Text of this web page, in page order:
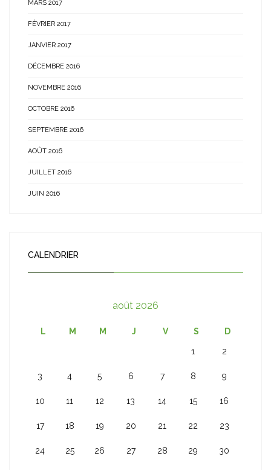
MARS 2017
FÉVRIER 2017
JANVIER 2017
DÉCEMBRE 2016
NOVEMBRE 2016
OCTOBRE 2016
SEPTEMBRE 2016
AOÛT 2016
JUILLET 2016
JUIN 2016
CALENDRIER
août 2026
L M M J V S D
1 2
3 4 5 6 7 8 9
10 11 12 13 14 15 16
17 18 19 20 21 22 23
24 25 26 27 28 29 30